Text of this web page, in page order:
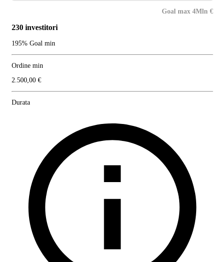
Goal max 4Mln €
230 investitori
195% Goal min
Ordine min
2.500,00 €
Durata